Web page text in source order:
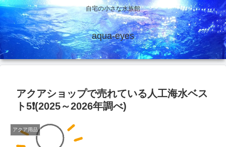
自宅の小さな水族館
aqua-eyes
アクアショップで売れている人工海水ベス
ト5❗(2025～2026年調べ)
アクア用品